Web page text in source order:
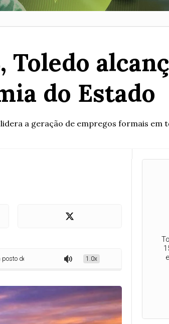
do Estado
a geração de empregos formais
economia do Estado 1.0x